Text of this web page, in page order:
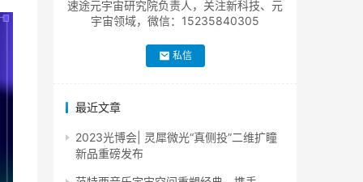
速途元宇宙研究院负责人，关注新科技、元
宇宙领域，微信：15235840305
私信
最近文章
2023光博会| 灵犀微光“真侧投”二维扩瞳
新品重磅发布